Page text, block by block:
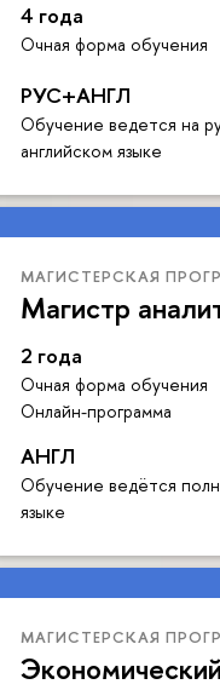
4 года
Очная форма обучения
РУС+АНГЛ
Обучение ведется на
английском языке
МАГИСТЕРСКАЯ
Магистр
2 года
Очная форма обучения
Онлайн-программа
АНГЛ
Обучение ведётся
языке
МАГИСТЕРСКАЯ